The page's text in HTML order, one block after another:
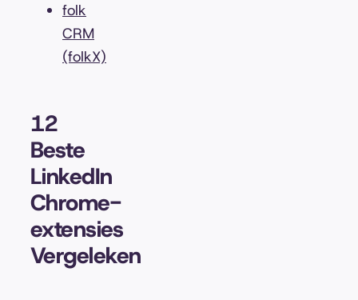
folk
CRM
(folkX)
12
Beste
LinkedIn
Chrome-
extensies
Vergeleken